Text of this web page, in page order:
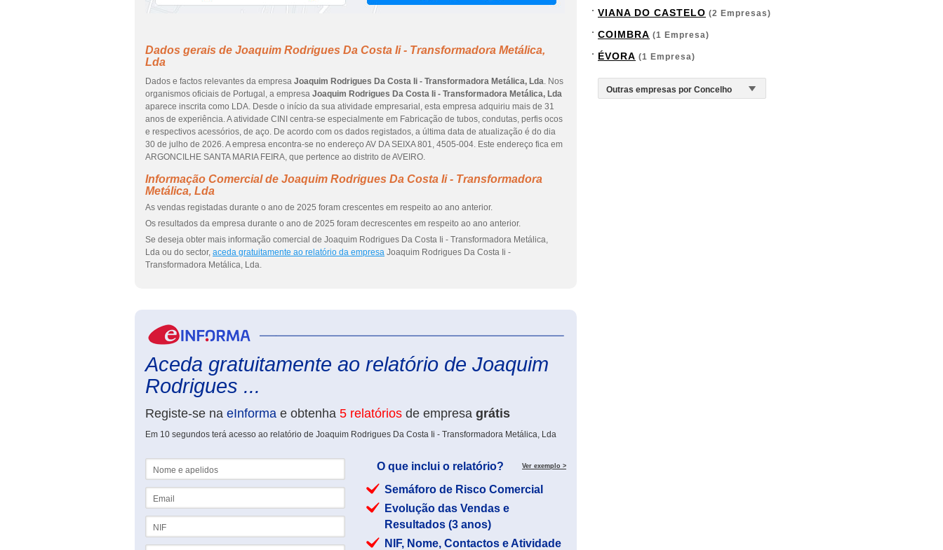
Dados gerais de Joaquim Rodrigues Da Costa Ii - Transformadora Metálica,
Lda
Dados e factos relevantes da empresa Joaquim Rodrigues Da Costa Ii - Transformadora Metálica, Lda. Nos
organismos oficiais de Portugal, a empresa Joaquim Rodrigues Da Costa Ii - Transformadora Metálica, Lda
aparece inscrita como LDA. Desde o início da sua atividade empresarial, esta empresa adquiriu mais de 31
anos de experiência. A atividade CINI centra-se especialmente em Fabricação de tubos, condutas, perfis ocos
e respectivos acessórios, de aço. De acordo com os dados registados, a última data de atualização é do dia
30 de julho de 2026. A empresa encontra-se no endereço AV DA SEIXA 801, 4505-004. Este endereço fica em
ARGONCILHE SANTA MARIA FEIRA, que pertence ao distrito de AVEIRO.
Informação Comercial de Joaquim Rodrigues Da Costa Ii - Transformadora
Metálica, Lda
As vendas registadas durante o ano de 2025 foram crescentes em respeito ao ano anterior.
Os resultados da empresa durante o ano de 2025 foram decrescentes em respeito ao ano anterior.
Se deseja obter mais informação comercial de Joaquim Rodrigues Da Costa Ii - Transformadora Metálica,
Lda ou do sector, aceda gratuitamente ao relatório da empresa Joaquim Rodrigues Da Costa Ii -
Transformadora Metálica, Lda.
Aceda gratuitamente ao relatório de Joaquim
Rodrigues ...
Registe-se na eInforma e obtenha 5 relatórios de empresa grátis
Em 10 segundos terá acesso ao relatório de Joaquim Rodrigues Da Costa Ii - Transformadora Metálica, Lda
O que inclui o relatório? Ver exemplo >
Semáforo de Risco Comercial
Evolução das Vendas e
Resultados (3 anos)
NIF, Nome, Contactos e Atividade
VIANA DO CASTELO (2 Empresas)
COIMBRA (1 Empresa)
ÉVORA (1 Empresa)